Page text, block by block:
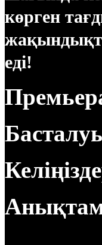
көрген
жақындықты
еді!